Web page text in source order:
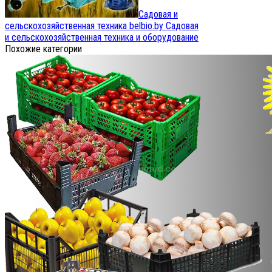
Садовая и
сельскохозяйственная техника belbio.by Садовая
и сельскохозяйственная техника и оборудование
Похожие категории